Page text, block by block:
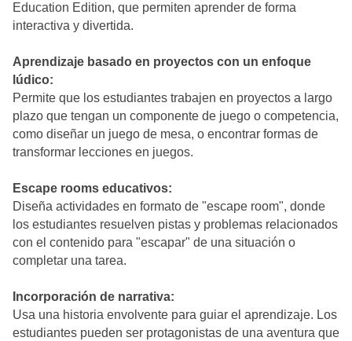
Education Edition, que permiten aprender de forma
interactiva y divertida.
Aprendizaje basado en proyectos con un enfoque
lúdico:
Permite que los estudiantes trabajen en proyectos a largo
plazo que tengan un componente de juego o competencia,
como diseñar un juego de mesa, o encontrar formas de
transformar lecciones en juegos.
Escape rooms educativos:
Diseña actividades en formato de "escape room", donde
los estudiantes resuelven pistas y problemas relacionados
con el contenido para "escapar" de una situación o
completar una tarea.
Incorporación de narrativa:
Usa una historia envolvente para guiar el aprendizaje. Los
estudiantes pueden ser protagonistas de una aventura que